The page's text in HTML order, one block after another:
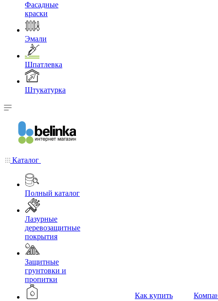
Фасадные
краски
Эмали
Шпатлевка
Штукатурка
Каталог
Полный каталог
Лазурные
деревозащитные
покрытия
Защитные
грунтовки и
пропитки
Как купить